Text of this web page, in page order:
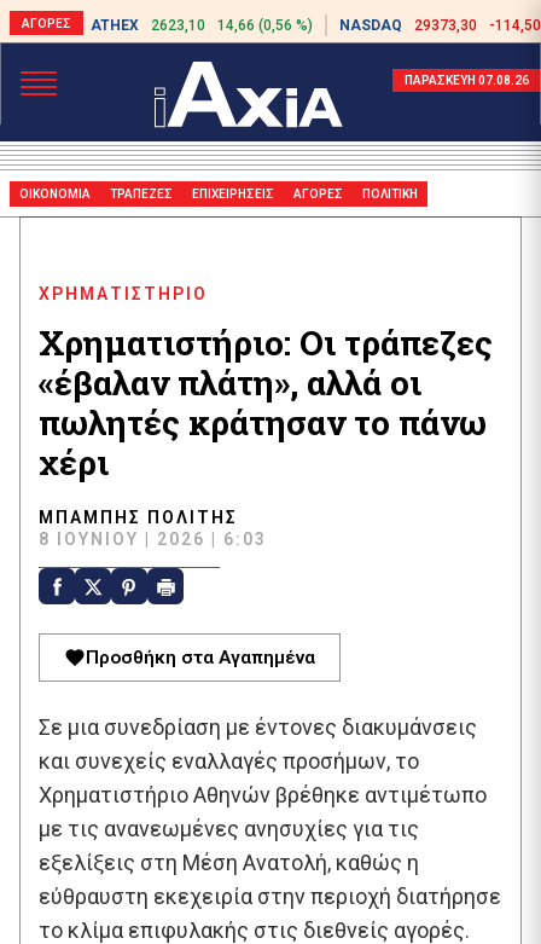
ATHEX 2623,10 14,66 (0,56 %) NASDAQ 29373,30 -
ΠΑΡΑΣΚΕΥΗ 07.08.26
ΟΙΚΟΝΟΜΙΑ ΤΡΑΠΕΖΕΣ ΕΠΙΧΕΙΡΗΣΕΙΣ ΑΓΟΡΕΣ ΠΟΛΙΤΙΚΗ
ΧΡΗΜΑΤΙΣΤΗΡΙΟ
Χρηματιστήριο: Οι τράπεζες
«έβαλαν πλάτη», αλλά οι
πωλητές κράτησαν το πάνω
χέρι
ΜΠΆΜΠΗΣ ΠΟΛΊΤΗΣ
8 ΙΟΥΝΊΟΥ | 2026 | 6:03
Προσθήκη στα Αγαπημένα
Σε μια συνεδρίαση με έντονες διακυμάνσεις
και συνεχείς εναλλαγές προσήμων, το
Χρηματιστήριο Αθηνών βρέθηκε αντιμέτωπο
με τις ανανεωμένες ανησυχίες για τις
εξελίξεις στη Μέση Ανατολή, καθώς η
εύθραυστη εκεχειρία στην περιοχή διατήρησε
το κλίμα επιφυλακής στις διεθνείς αγορές.